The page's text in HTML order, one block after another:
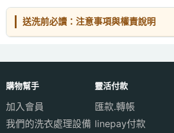
送洗前必讀：注意事項與權責說明
購物幫手
加入會員
我們的洗衣處理設備
靈活付款
匯款.轉帳
linepay付款